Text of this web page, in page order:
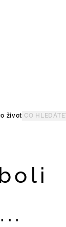
život